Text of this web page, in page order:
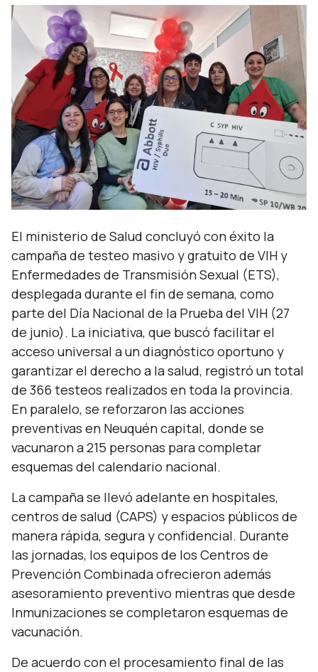
El ministerio de Salud concluyó con éxito la
campaña de testeo masivo y gratuito de VIH y
Enfermedades de Transmisión Sexual (ETS),
desplegada durante el fin de semana, como
parte del Día Nacional de la Prueba del VIH (27
de junio). La iniciativa, que buscó facilitar el
acceso universal a un diagnóstico oportuno y
garantizar el derecho a la salud, registró un total
de 366 testeos realizados en toda la provincia.
En paralelo, se reforzaron las acciones
preventivas en Neuquén capital, donde se
vacunaron a 215 personas para completar
esquemas del calendario nacional.
La campaña se llevó adelante en hospitales,
centros de salud (CAPS) y espacios públicos de
manera rápida, segura y confidencial. Durante
las jornadas, los equipos de los Centros de
Prevención Combinada ofrecieron además
asesoramiento preventivo mientras que desde
Inmunizaciones se completaron esquemas de
vacunación.
De acuerdo con el procesamiento final de las